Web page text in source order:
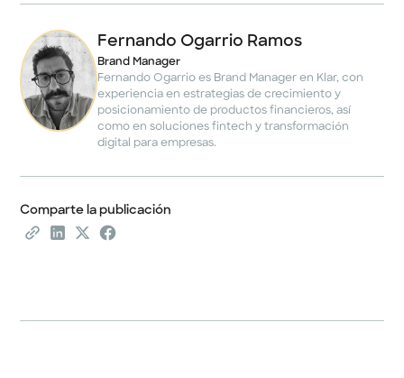
Fernando Ogarrio Ramos
Brand Manager
Fernando Ogarrio es Brand Manager en Klar, con
experiencia en estrategias de crecimiento y
posicionamiento de productos financieros, así
como en soluciones fintech y transformación
digital para empresas.
Comparte la publicación